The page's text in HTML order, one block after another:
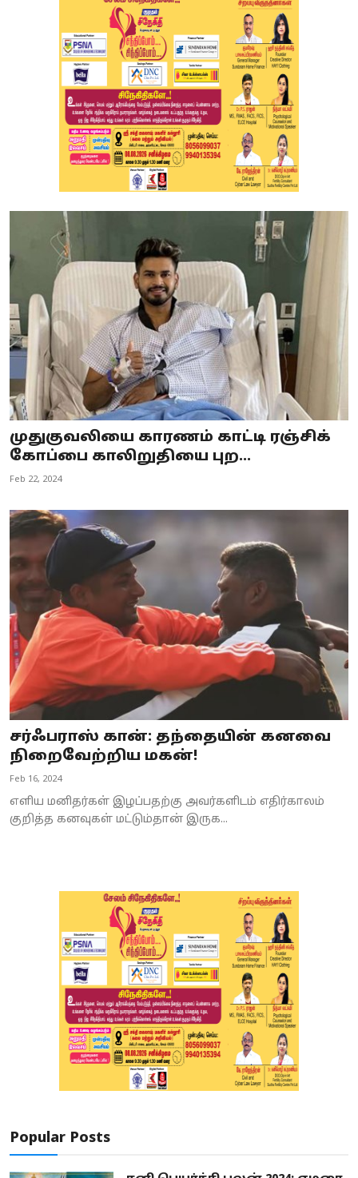
முதுகுவலியை காரணம் காட்டி ரஞ்சிக்
கோப்பை காலிறுதியை புற...
Feb 22, 2024
சர்ஃபராஸ் கான்: தந்தையின் கனவை
நிறைவேற்றிய மகன்!
Feb 16, 2024
எளிய மனிதர்கள் இழப்பதற்கு அவர்களிடம் எதிர்காலம்
குறித்த கனவுகள் மட்டும்தான் இருக...
Popular Posts